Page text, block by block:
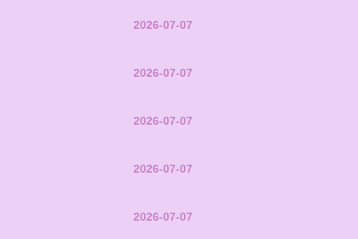
2026-07-07
2026-07-07
2026-07-07
2026-07-07
2026-07-07